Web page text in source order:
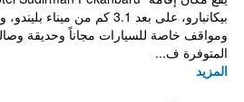
بيكانبارو، على بعد 3.1 كم من
ومواقف خاصة للسيارات مجاناً وحديقة
المتوفرة ف...
المزيد